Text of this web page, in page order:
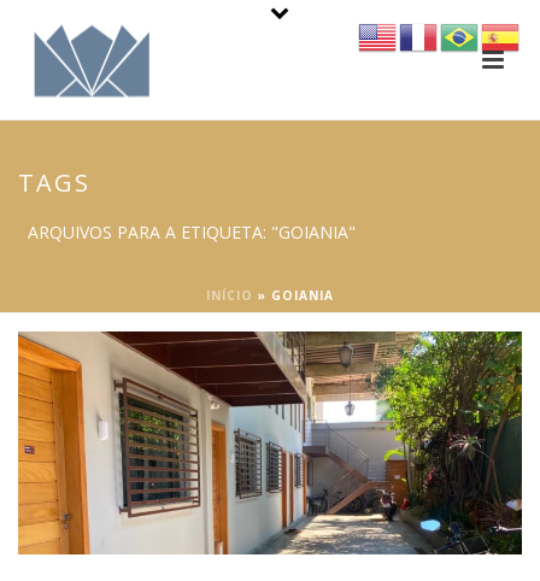
TAGS
ARQUIVOS PARA A ETIQUETA: "GOIANIA"
INÍCIO » GOIANIA